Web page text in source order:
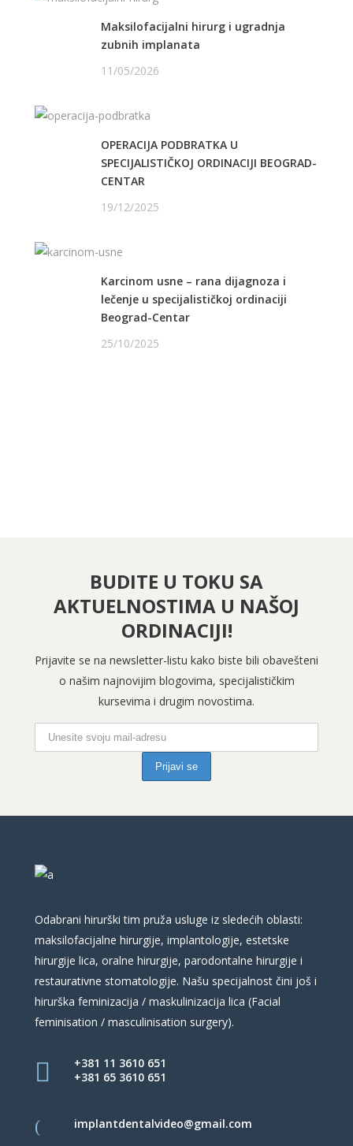
Maksilofacijalni hirurg i ugradnja
zubnih implanata
11/05/2026
OPERACIJA PODBRATKA U
SPECIJALISTIČKOJ ORDINACIJI BEOGRAD-
CENTAR
19/12/2025
Karcinom usne – rana dijagnoza i
lečenje u specijalističkoj ordinaciji
Beograd-Centar
25/10/2025
BUDITE U TOKU SA
AKTUELNOSTIMA U NAŠOJ
ORDINACIJI!
Prijavite se na newsletter-listu kako biste bili obavešteni
o našim najnovijim blogovima, specijalističkim
kursevima i drugim novostima.
Odabrani hirurški tim pruža usluge iz sledećih oblasti:
maksilofacijalne hirurgije, implantologije, estetske
hirurgije lica, oralne hirurgije, parodontalne hirurgije i
restaurativne stomatologije. Našu specijalnost čini još i
hirurška feminizacija / maskulinizacija lica (Facial
feminisation / masculinisation surgery).
+381 11 3610 651
+381 65 3610 651
implantdentalvideo@gmail.com